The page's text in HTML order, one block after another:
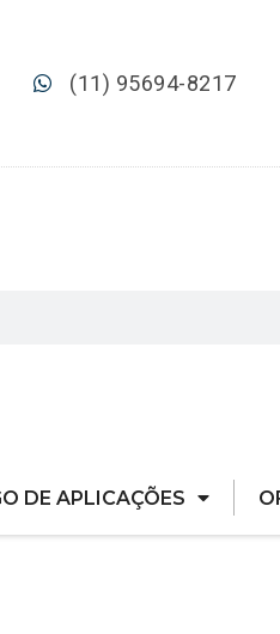
(11) 95694-8217
DE APLICAÇÕES